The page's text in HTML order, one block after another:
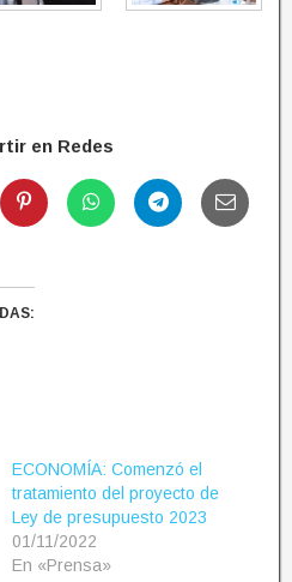
en Redes
ECONOMÍA: Comenzó el
tratamiento del proyecto de
Ley de presupuesto 2023
01/11/2022
En «Prensa»